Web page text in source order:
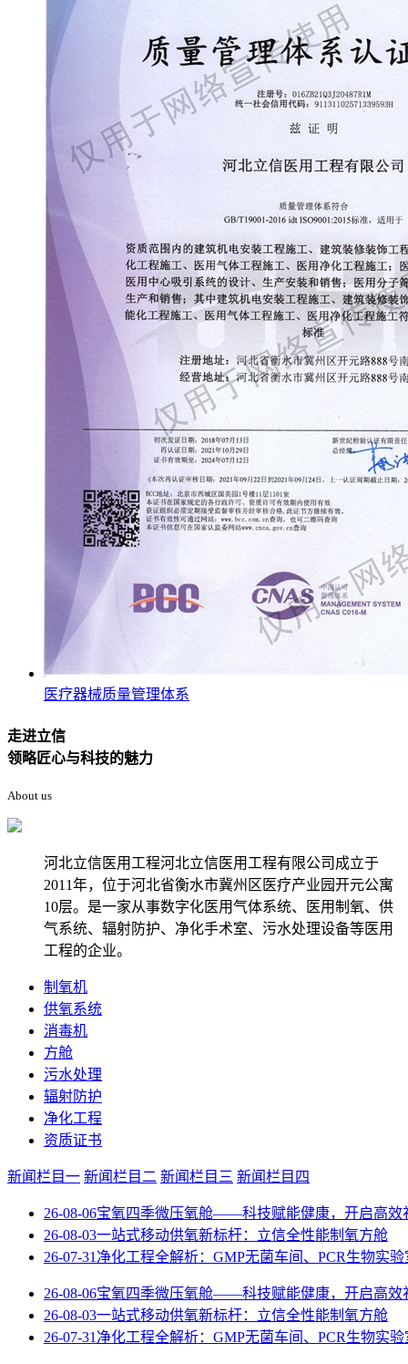
医疗器械质量管理体系
走进立信
领略匠心与科技的魅力
About us
河北立信医用工程河北立信医用工程有限公司成立于
2011年，位于河北省衡水市冀州区医疗产业园开元公寓
10层。是一家从事数字化医用气体系统、医用制氧、供
气系统、辐射防护、净化手术室、污水处理设备等医用
工程的企业。
制氧机
供氧系统
消毒机
方舱
污水处理
辐射防护
净化工程
资质证书
新闻栏目一 新闻栏目二 新闻栏目三 新闻栏目四
26-08-06宝氧四季微压氧舱——科技赋能健康，开启高效
26-08-03一站式移动供氧新标杆：立信全性能制氧方舱
26-07-31 净化工程全解析：GMP无菌车间、PCR生物实
26-08-06宝氧四季微压氧舱——科技赋能健康，开启高效
26-08-03一站式移动供氧新标杆：立信全性能制氧方舱
26-07-31 净化工程全解析：GMP无菌车间、PCR生物实